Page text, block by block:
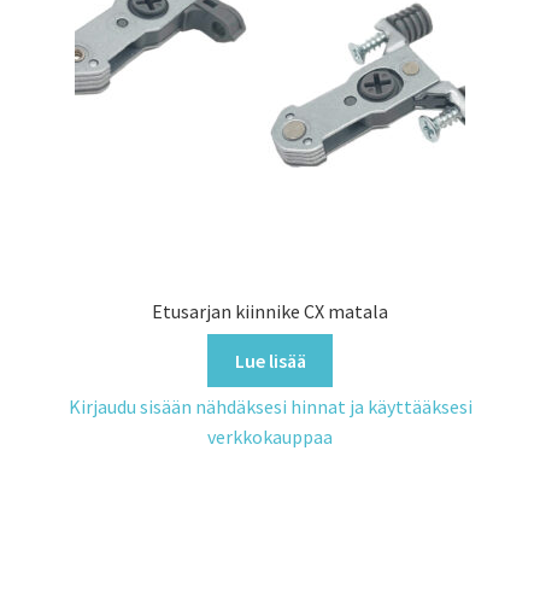
Etusarjan kiinnike CX matala
Lue lisää
Kirjaudu sisään nähdäksesi hinnat ja käyttääksesi
verkkokauppaa